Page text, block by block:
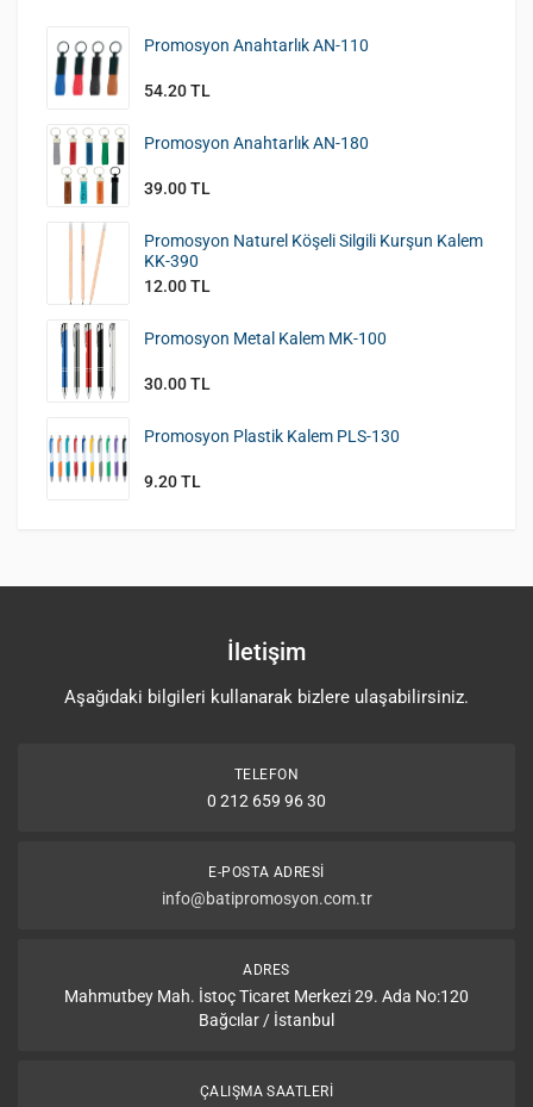
Promosyon Anahtarlık AN-110
54.20 TL
Promosyon Anahtarlık AN-180
39.00 TL
Promosyon Naturel Köşeli Silgili Kurşun Kalem
KK-390
12.00 TL
Promosyon Metal Kalem MK-100
30.00 TL
Promosyon Plastik Kalem PLS-130
9.20 TL
İletişim
Aşağıdaki bilgileri kullanarak bizlere ulaşabilirsiniz.
TELEFON
0 212 659 96 30
E-POSTA ADRESI
info@batipromosyon.com.tr
ADRES
Mahmutbey Mah. İstoç Ticaret Merkezi 29. Ada No:120
Bağcılar / İstanbul
ÇALIŞMA SAATLERI